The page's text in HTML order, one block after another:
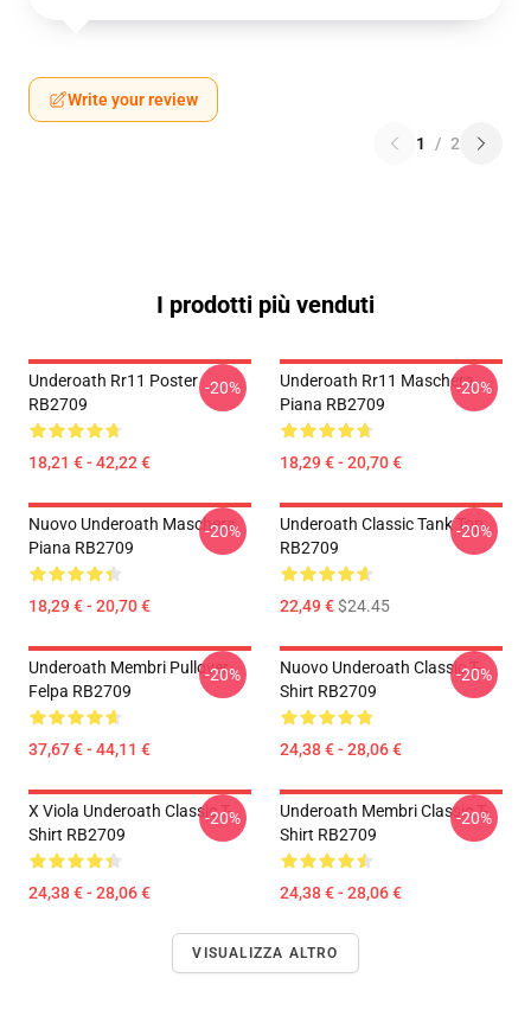
Write your review
1 / 2
I prodotti più venduti
Underoath Rr11 Poster
RB2709
18,21 € - 42,22 €
-20%
Underoath Rr11 Maschera
Piana RB2709
18,29 € - 20,70 €
-20%
Nuovo Underoath Maschera
Piana RB2709
18,29 € - 20,70 €
-20%
Underoath Classic Tank Top
RB2709
22,49 €$24.45
-20%
Underoath Membri Pullover
Felpa RB2709
37,67 € - 44,11 €
-20%
Nuovo Underoath Classic T-
Shirt RB2709
24,38 € - 28,06 €
-20%
X Viola Underoath Classic T-
Shirt RB2709
24,38 € - 28,06 €
-20%
Underoath Membri Classic T-
Shirt RB2709
24,38 € - 28,06 €
-20%
VISUALIZZA ALTRO